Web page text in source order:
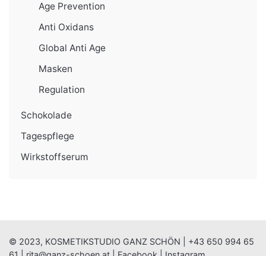
Age Prevention
Anti Oxidans
Global Anti Age
Masken
Regulation
Schokolade
Tagespflege
Wirkstoffserum
© 2023, KOSMETIKSTUDIO GANZ SCHÖN | +43 650 994 65